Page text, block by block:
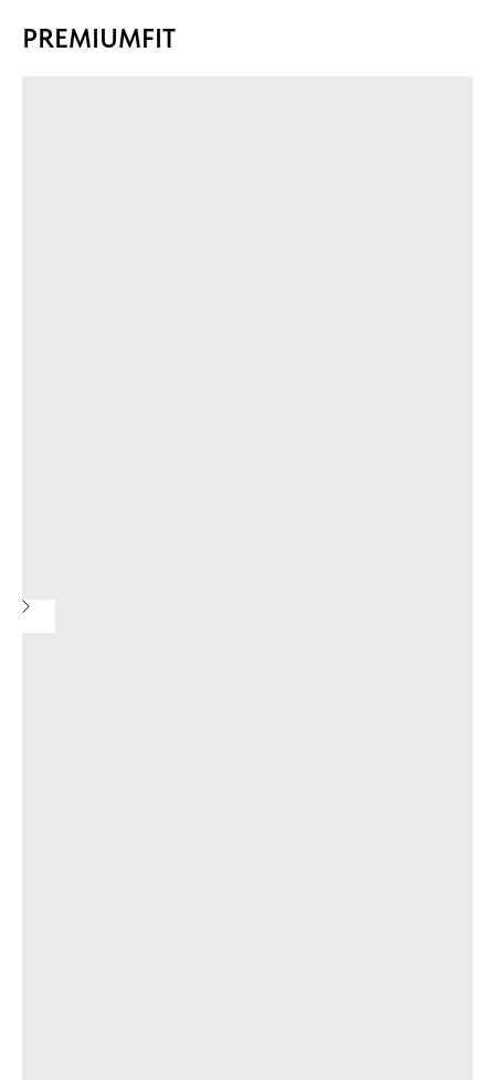
PREMIUMFIT